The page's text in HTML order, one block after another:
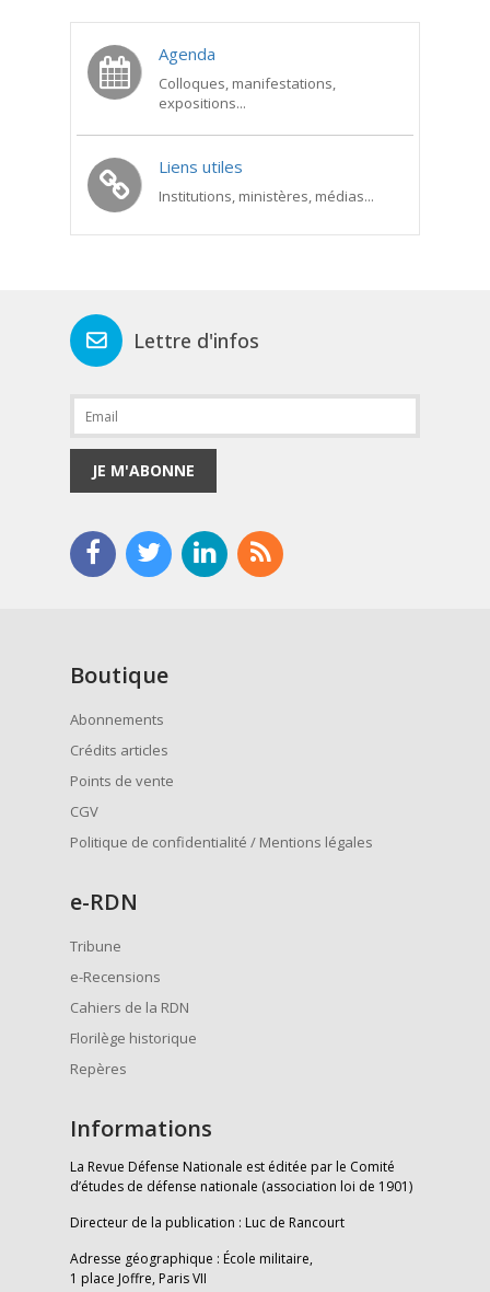
Agenda
Colloques, manifestations,
expositions...
Liens utiles
Institutions, ministères, médias...
Lettre d'infos
JE M'ABONNE
Boutique
Abonnements
Crédits articles
Points de vente
CGV
Politique de confidentialité / Mentions légales
e-RDN
Tribune
e-Recensions
Cahiers de la RDN
Florilège historique
Repères
Informations
La Revue Défense Nationale est éditée par le Comité
d’études de défense nationale (association loi de 1901)
Directeur de la publication : Luc de Rancourt
Adresse géographique : École militaire,
1 place Joffre, Paris VII